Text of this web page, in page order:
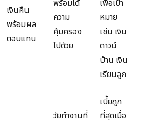
เงินคืน
พร้อมผล
ตอบแทน
พร้อมได้
ความ
คุ้มครอง
ไปด้วย
เพื่อเป้า
หมาย
เช่น เงิน
ดาวน์
บ้าน เงิน
เรียนลูก
วัยทำงานที่
เบี้ยถูก
ที่สุดเมื่อ